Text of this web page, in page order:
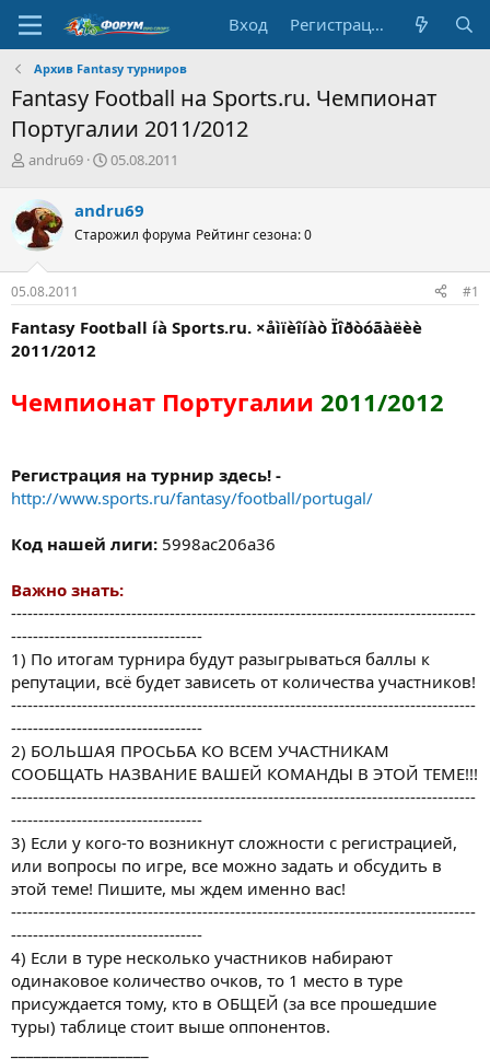
Вход Регистрация
Архив Fantasy турниров
Fantasy Football на Sports.ru. Чемпионат
Португалии 2011/2012
А
т
о
р
т
е
м
andru69
Д
а
н
ч
а
05.08.2011
andru69
Старожил форума Рейтинг сезона: 0
05.08.2011 #1
Fantasy Football íà Sports.ru. ×åìïèîíàò Ïîðòóãàëèè
2011/2012
Чемпионат Португалии 2011/2012
Регистрация на турнир здесь! -
http://www.sports.ru/fantasy/football/portugal/
Код нашей лиги: 5998ac206a36
Важно знать:
-------------------------------------------------------------------------------------
-----------------------------------
1) По итогам турнира будут разыгрываться баллы к
репутации, всё будет зависеть от количества участников!
-------------------------------------------------------------------------------------
-----------------------------------
2) БОЛЬШАЯ ПРОСЬБА КО ВСЕМ УЧАСТНИКАМ
СООБЩАТЬ НАЗВАНИЕ ВАШЕЙ КОМАНДЫ В ЭТОЙ ТЕМЕ!!!
-------------------------------------------------------------------------------------
-----------------------------------
3) Если у кого-то возникнут сложности с регистрацией,
или вопросы по игре, все можно задать и обсудить в
этой теме! Пишите, мы ждем именно вас!
-------------------------------------------------------------------------------------
-----------------------------------
4) Если в туре несколько участников набирают
одинаковое количество очков, то 1 место в туре
присуждается тому, кто в ОБЩЕЙ (за все прошедшие
туры) таблице стоит выше оппонентов.